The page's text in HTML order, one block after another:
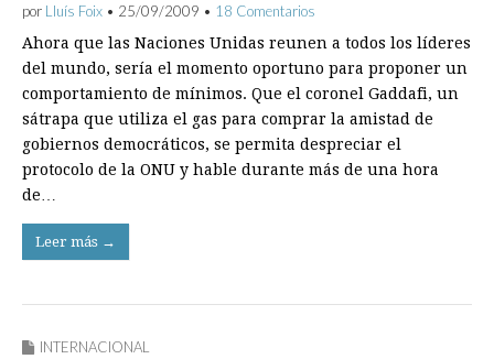
por Lluís Foix • 25/09/2009 • 18 Comentarios
Ahora que las Naciones Unidas reunen a todos los líderes
del mundo, sería el momento oportuno para proponer un
comportamiento de mínimos. Que el coronel Gaddafi, un
sátrapa que utiliza el gas para comprar la amistad de
gobiernos democráticos, se permita despreciar el
protocolo de la ONU y hable durante más de una hora
de…
Leer más →
INTERNACIONAL